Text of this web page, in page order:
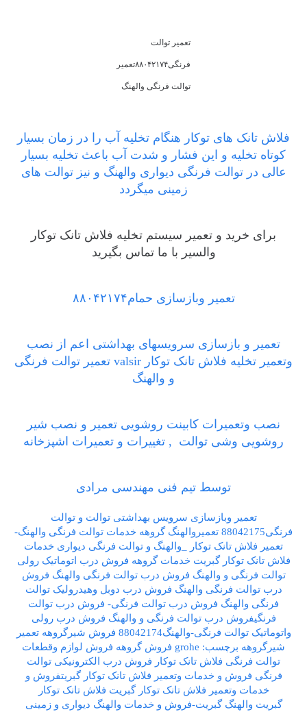
تعمیر توالت
فرنگی۸۸۰۴۲۱۷۴تعمیر
توالت فرنگی والهنگ
فلاش تانک های توکار هنگام تخلیه آب را در زمان بسیار
کوتاه تخلیه و این فشار و شدت آب باعث تخلیه بسیار
عالی در توالت فرنگی دیواری والهنگ و نیز توالت های
زمینی میگردد
برای خرید و تعمیر سیستم تخلیه فلاش تانک توکار
والسیر با ما تماس بگیرید
تعمیر وبازسازی حمام۸۸۰۴۲۱۷۴
تعمیر و بازسازی سرویسهای بهداشتی اعم از نصب
وتعمیر تخلیه فلاش تانک توکار valsir تعمیر توالت فرنگی
و والهنگ
نصب وتعمیرات کابینت روشویی تعمیر و نصب شیر
روشویی وشی توالت , تغییرات و تعمیرات اشپزخانه
توسط تیم فنی مهندسی مرادی
تعمیر وبازسازی سرویس بهداشتی توالت و توالت
فرنگی88042175
تعمیروالهنگ گروهه خدمات توالت فرنگی والهنگ-
تعمیر فلاش تانک توکار _والهنگ و توالت فرنگی دیواری خدمات
فلاش تانک توکار گبریت خدمات گروهه فروش درب اتوماتیک رولی
توالت فرنگی و والهنگ فروش درب توالت فرنگی والهنگ فروش
درب توالت فرنگی والهنگ فروش درب دوبل وهیدرولیک توالت
فرنگی والهنگ فروش درب توالت فرنگی- فروش درب توالت
فرنگیفروش درب توالت فرنگی و والهنگ فروش درب رولی
واتوماتیک توالت فرنگی-والهنگ88042174
فروش شیرگروهه تعمیر
شیرگروهه برچسب: grohe
فروش گروهه فروش لوازم وقطعات
توالت فرنگی فلاش تانک توکار فروش درب الکترونیکی توالت
فرنگی فروش و خدمات وتعمیر فلاش تانک توکار گبریتفروش و
خدمات وتعمیر فلاش تانک توکار گبریت فلاش تانک توکار
گبریت والهنگ گبریت-فروش و خدمات والهنگ دیواری و زمینی